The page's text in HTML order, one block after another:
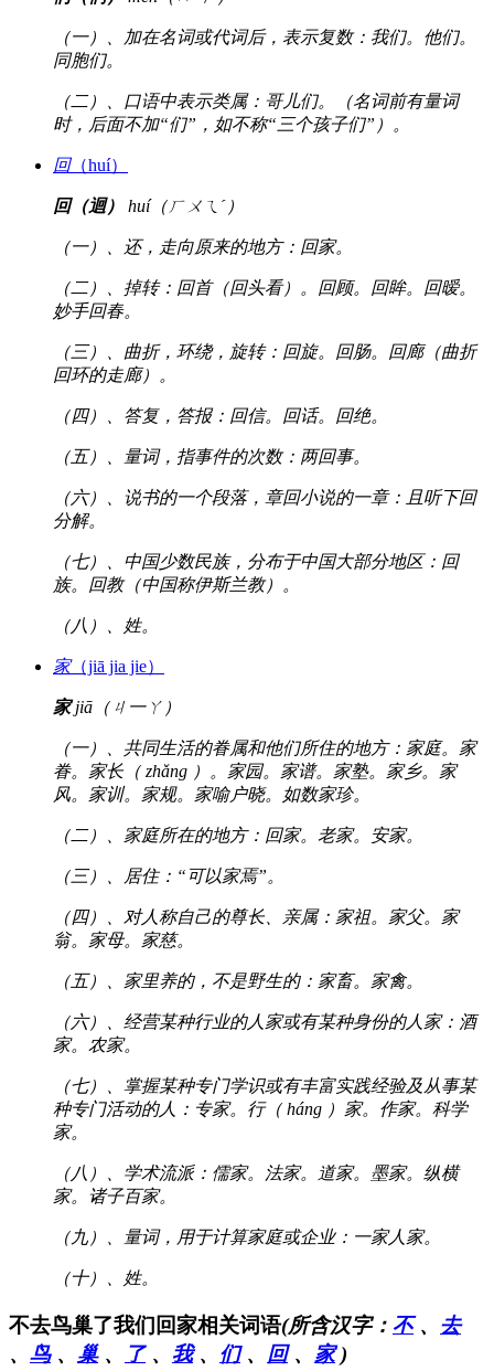
（一）、加在名词或代词后，表示复数：我们。他们。
同胞们。
（二）、口语中表示类属：哥儿们。（名词前有量词
时，后面不加“们”，如不称“三个孩子们”）。
回（huí）
回（迴） huí（ㄏㄨㄟˊ）
（一）、还，走向原来的地方：回家。
（二）、掉转：回首（回头看）。回顾。回眸。回暧。
妙手回春。
（三）、曲折，环绕，旋转：回旋。回肠。回廊（曲折
回环的走廊）。
（四）、答复，答报：回信。回话。回绝。
（五）、量词，指事件的次数：两回事。
（六）、说书的一个段落，章回小说的一章：且听下回
分解。
（七）、中国少数民族，分布于中国大部分地区：回
族。回教（中国称伊斯兰教）。
（八）、姓。
家（jiā jia jie）
家jiā（ㄐ一ㄚ）
（一）、共同生活的眷属和他们所住的地方：家庭。家
眷。家长（ zhǎng ）。家园。家谱。家塾。家乡。家
风。家训。家规。家喻户晓。如数家珍。
（二）、家庭所在的地方：回家。老家。安家。
（三）、居住：“可以家焉”。
（四）、对人称自己的尊长、亲属：家祖。家父。家
翁。家母。家慈。
（五）、家里养的，不是野生的：家畜。家禽。
（六）、经营某种行业的人家或有某种身份的人家：酒
家。农家。
（七）、掌握某种专门学识或有丰富实践经验及从事某
种专门活动的人：专家。行（ háng ）家。作家。科学
家。
（八）、学术流派：儒家。法家。道家。墨家。纵横
家。诸子百家。
（九）、量词，用于计算家庭或企业：一家人家。
（十）、姓。
不去鸟巢了我们回家相关词语(所含汉字： 不、 去
、 鸟、 巢、 了、 我、 们、 回、 家)